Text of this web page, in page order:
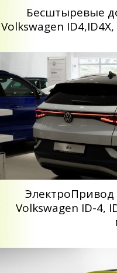
Бесштыревые
Volkswagen
ЭлектроПривод
Volkswagen ID-4,